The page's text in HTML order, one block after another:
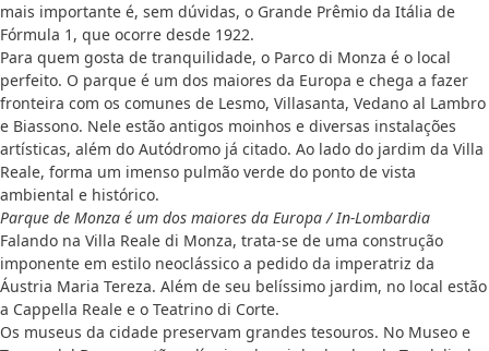
mais importante é, sem dúvidas, o Grande Prêmio da Itália de
Fórmula 1, que ocorre desde 1922.
Para quem gosta de tranquilidade, o Parco di Monza é o local
perfeito. O parque é um dos maiores da Europa e chega a fazer
fronteira com os comunes de Lesmo, Villasanta, Vedano al Lambro
e Biassono. Nele estão antigos moinhos e diversas instalações
artísticas, além do Autódromo já citado. Ao lado do jardim da Villa
Reale, forma um imenso pulmão verde do ponto de vista
ambiental e histórico.
Parque de Monza é um dos maiores da Europa / In-Lombardia
Falando na Villa Reale di Monza, trata-se de uma construção
imponente em estilo neoclássico a pedido da imperatriz da
Áustria Maria Tereza. Além de seu belíssimo jardim, no local estão
a Cappella Reale e o Teatrino di Corte.
Os museus da cidade preservam grandes tesouros. No Museo e